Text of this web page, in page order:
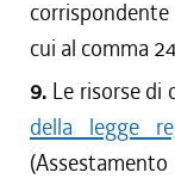
corrispondente
cui al comma
9. Le risorse di
della legge